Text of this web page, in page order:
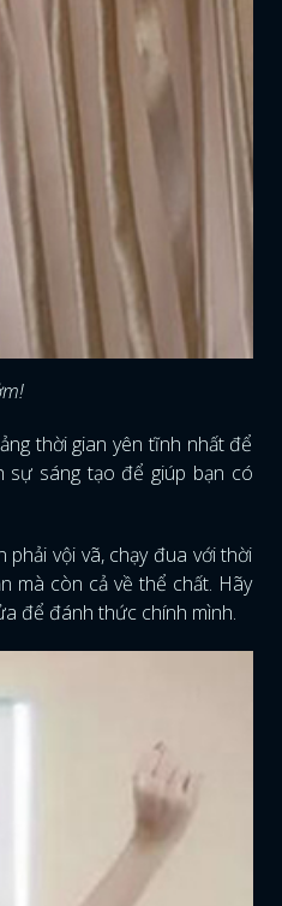
thời gian yên tĩnh nhất để
sự sáng tạo để giúp bạn có
vội vã, chạy đua với thời
mà còn cả về thể chất. Hãy
để đánh thức chính mình.